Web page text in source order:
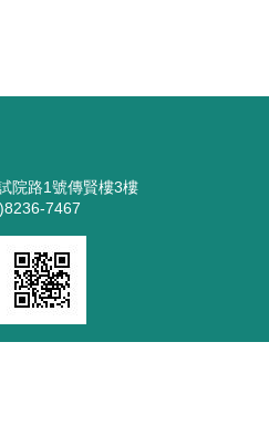
院路1號傳賢樓3樓
7467